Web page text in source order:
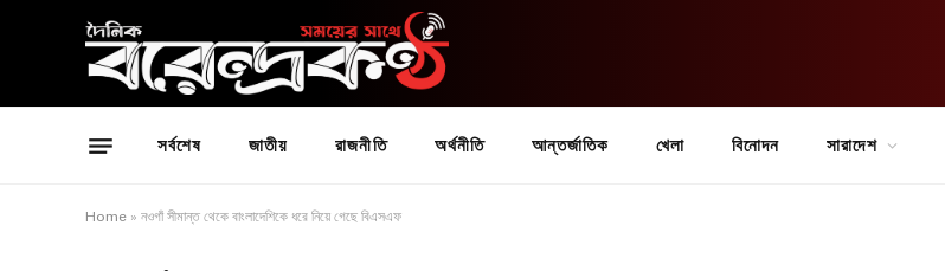
সর্বশেষ জাতীয় রাজনীতি অর্থনীতি আন্তর্জাতিক খেলা বিনোদন সারাদেশ
Home » নওগাঁ সীমান্ত থেকে বাংলাদেশিকে ধরে নিয়ে গেছে বিএসএফ